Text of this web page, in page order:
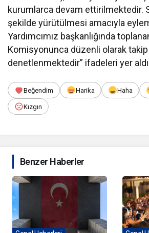
kurumlarca devam ettirilmektedir.
şekilde yürütülmesi amacıyla
Yardımcımız başkanlığında
Komisyonunca düzenli olarak
denetlenmektedir” ifadeleri yer
Beğendim Harika Haha
Kızgın
Benzer Haberler